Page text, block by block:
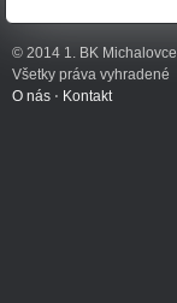
© 2014 1. BK Michalovce
Všetky práva vyhradené
O nás ⋅ Kontakt